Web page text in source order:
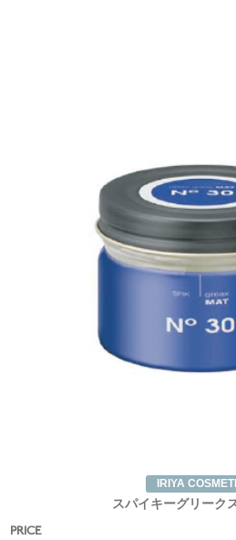
IRIYA
スパイキーグリーク
PRICE